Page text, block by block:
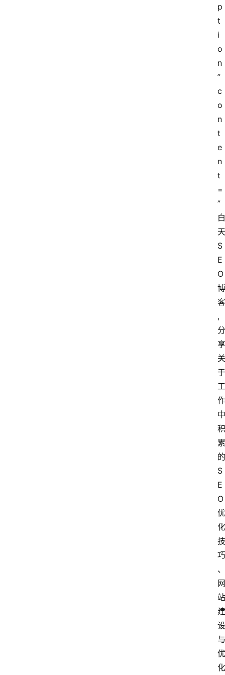
p
t
i
o
n
”
c
o
n
t
e
n
t
=
”
白
天
S
E
O
博
客
,
分
享
关
于
工
作
中
积
累
的
S
E
O
优
化
技
巧
、
网
站
建
设
与
优
化